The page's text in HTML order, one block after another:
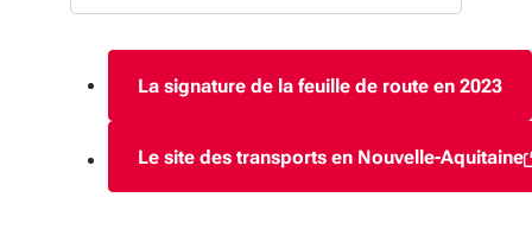
La signature de la feuille de route en 2023
Le site des transports en Nouvelle-Aquitaine
(S'ouvre dans une